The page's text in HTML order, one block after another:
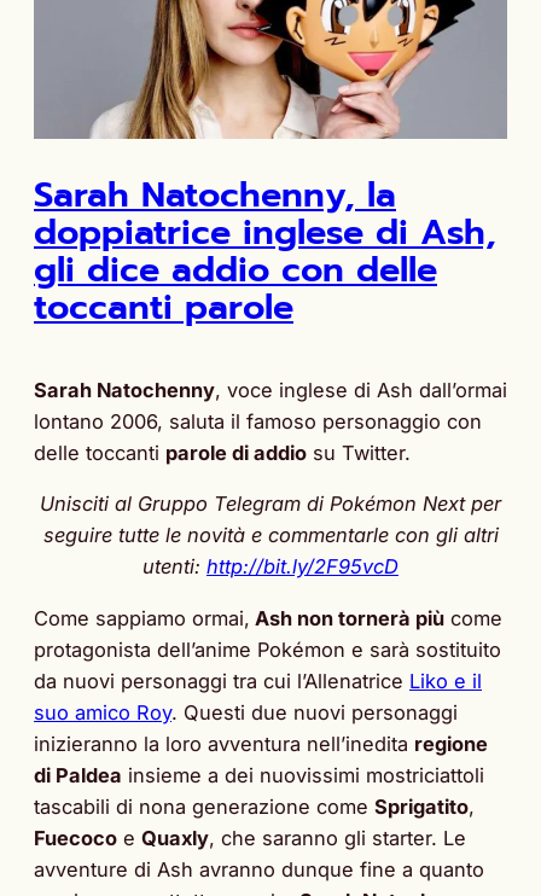
Sarah Natochenny, la
doppiatrice inglese di Ash,
gli dice addio con delle
toccanti parole
Sarah Natochenny, voce inglese di Ash dall’ormai
lontano 2006, saluta il famoso personaggio con
delle toccanti parole di addio su Twitter.
Unisciti al Gruppo Telegram di Pokémon Next per
seguire tutte le novità e commentarle con gli altri
utenti: http://bit.ly/2F95vcD
Come sappiamo ormai, Ash non tornerà più come
protagonista dell’anime Pokémon e sarà sostituito
da nuovi personaggi tra cui l’Allenatrice Liko e il
suo amico Roy. Questi due nuovi personaggi
inizieranno la loro avventura nell’inedita regione
di Paldea insieme a dei nuovissimi mostriciattoli
tascabili di nona generazione come Sprigatito,
Fuecoco e Quaxly, che saranno gli starter. Le
avventure di Ash avranno dunque fine a quanto